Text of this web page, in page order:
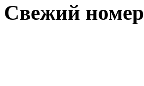
Свежий номер